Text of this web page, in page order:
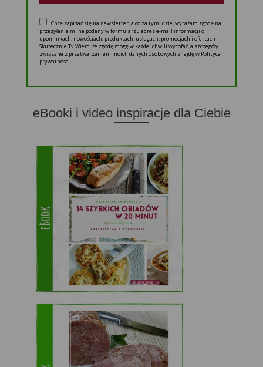
Chcę zapisać się na newsletter, a co za tym idzie, wyrażam zgodę na
przesyłanie mi na podany w formularzu adres e-mail informacji o
upominkach, nowościach, produktach, usługach, promocjach i ofertach
Skutecznie.Tv Wiem, że zgodę mogę w każdej chwili wycofać, a szczegóły
związane z przetwarzaniem moich danych osobowych znajdę w Polityce
prywatności.
eBooki i video inspiracje dla Ciebie